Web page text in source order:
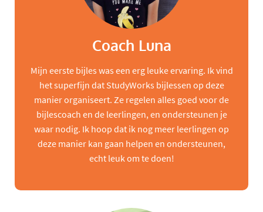
Coach Luna
Mijn eerste bijles was een erg leuke ervaring. Ik vind
het superfijn dat StudyWorks bijlessen op deze
manier organiseert. Ze regelen alles goed voor de
bijlescoach en de leerlingen, en ondersteunen je
waar nodig. Ik hoop dat ik nog meer leerlingen op
deze manier kan gaan helpen en ondersteunen,
echt leuk om te doen!